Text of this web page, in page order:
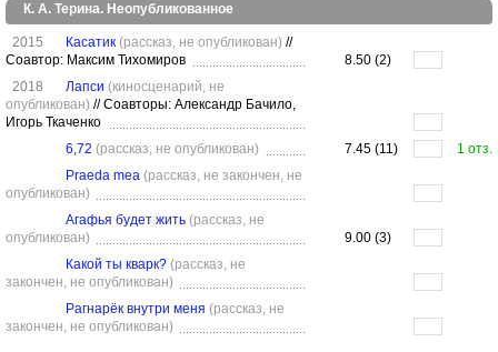
К. А. Терина. Неопубликованное
2015 Касатик (рассказ, не опубликован) //
Соавтор: Максим Тихомиров
8.50 (2)
2018
Лапси (киносценарий, не
опубликован) //Соавторы: Александр Бачило,
Игорь Ткаченко
6,72 (рассказ, не опубликован) 7.45 (11)
1 отз.
Praeda mea (рассказ, не закончен, не
опубликован)
Агафья будет жить (рассказ, не
опубликован)
9.00 (3)
Какой ты кварк? (рассказ, не
закончен, не опубликован)
Рагнарёк внутри меня (рассказ, не
закончен, не опубликован)